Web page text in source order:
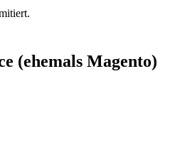
(ehemals Magento)